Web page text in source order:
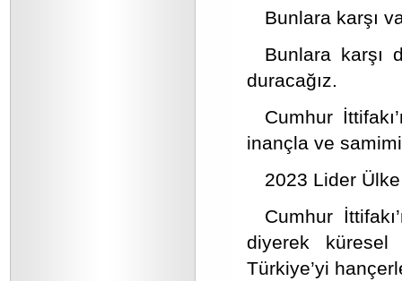
Bunlara karşı
Bunlara karşı
duracağız.
Cumhur
inançla ve
2023 Lider
Cumhur
diyerek küresel
Türkiye’yi